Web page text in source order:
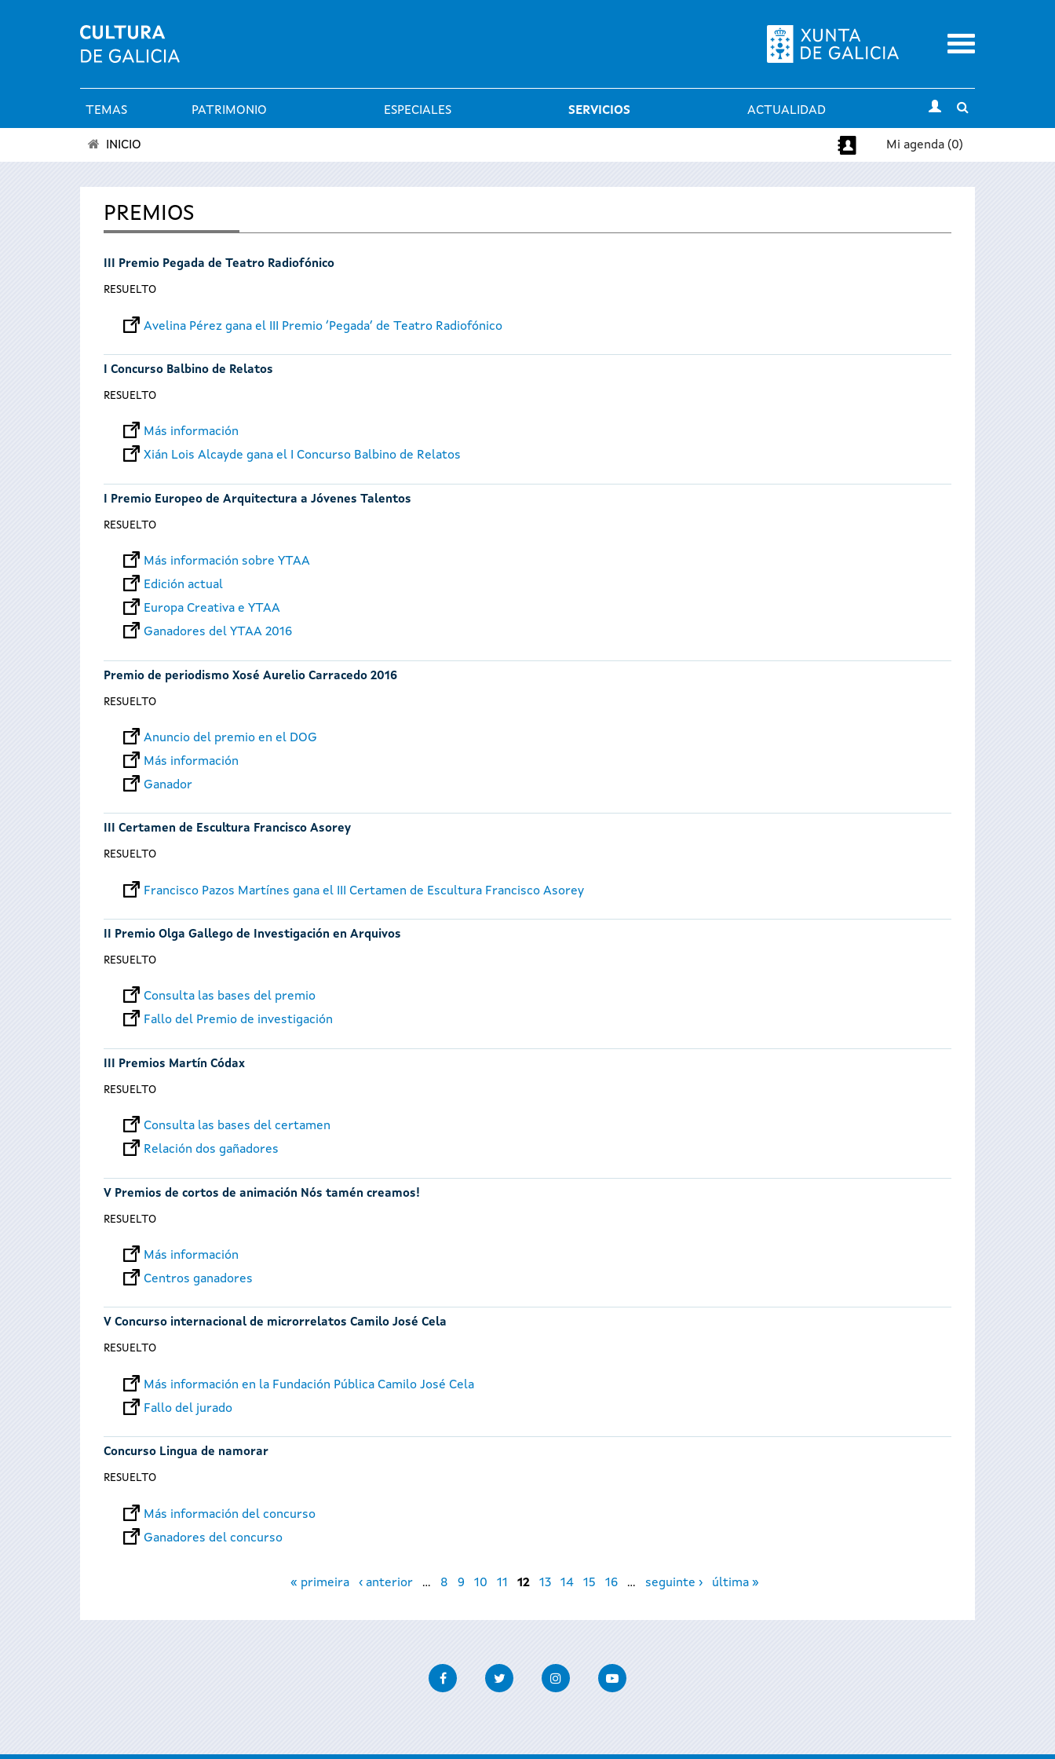
Menu
Menú
principal
TEMAS PATRIMONIO ESPECIALES SERVICIOS ACTUALIDAD
search
encuentra
aquí
INICIO Mi agenda (0)
PREMIOS
III Premio Pegada de Teatro Radiofónico
RESUELTO
Avelina Pérez gana el III Premio ‘Pegada’ de Teatro Radiofónico
I Concurso Balbino de Relatos
RESUELTO
Más información
Xián Lois Alcayde gana el I Concurso Balbino de Relatos
I Premio Europeo de Arquitectura a Jóvenes Talentos
RESUELTO
Más información sobre YTAA
Edición actual
Europa Creativa e YTAA
Ganadores del YTAA 2016
Premio de periodismo Xosé Aurelio Carracedo 2016
RESUELTO
Anuncio del premio en el DOG
Más información
Ganador
III Certamen de Escultura Francisco Asorey
RESUELTO
Francisco Pazos Martínes gana el III Certamen de Escultura Francisco Asorey
II Premio Olga Gallego de Investigación en Arquivos
RESUELTO
Consulta las bases del premio
Fallo del Premio de investigación
III Premios Martín Códax
RESUELTO
Consulta las bases del certamen
Relación dos gañadores
V Premios de cortos de animación Nós tamén creamos!
RESUELTO
Más información
Centros ganadores
V Concurso internacional de microrrelatos Camilo José Cela
RESUELTO
Más información en la Fundación Pública Camilo José Cela
Fallo del jurado
Concurso Lingua de namorar
RESUELTO
Más información del concurso
Ganadores del concurso
« primeira ‹ anterior … 8 9 10 11 12 13 14 15 16 … seguinte › última »
FacebookTwitter InstagramYoutube